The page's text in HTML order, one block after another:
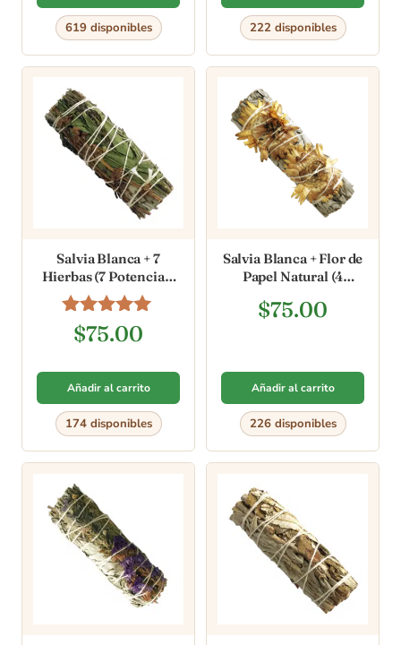
619 disponibles 222 disponibles
Salvia Blanca + 7
Hierbas (7 Potencias)
[4 pulgadas]
Valorado en
5.00
$75.00
Añadir al carrito
174 disponibles
Salvia Blanca + Flor de
Papel Natural (4
$75.00
Añadir al carrito
226 disponibles